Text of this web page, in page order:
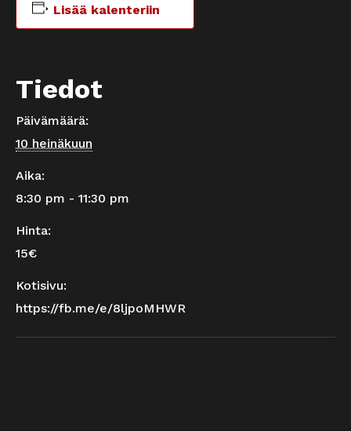
Lisää kalenteriin
Tiedot
Päivämäärä:
10 heinäkuun
Aika:
8:30 pm - 11:30 pm
Hinta:
15€
Kotisivu:
https://fb.me/e/8ljpoMHWR